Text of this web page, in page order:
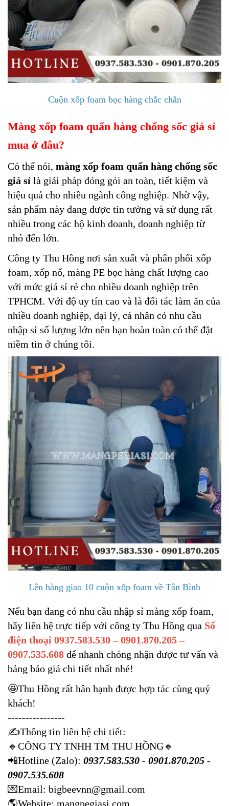
Cuộn xốp foam bọc hàng chắc chắn
Màng xốp foam quấn hàng chống sốc giá sỉ
mua ở đâu?
Có thể nói, màng xốp foam quấn hàng chống sốc
giá sỉ là giải pháp đóng gói an toàn, tiết kiệm và
hiệu quả cho nhiều ngành công nghiệp. Nhờ vậy,
sản phẩm này đang được tin tưởng và sử dụng rất
nhiều trong các hộ kinh doanh, doanh nghiệp từ
nhỏ đến lớn.
Công ty Thu Hồng nơi sản xuất và phân phối xốp
foam, xốp nổ, màng PE bọc hàng chất lượng cao
với mức giá sỉ rẻ cho nhiều doanh nghiệp trên
TPHCM. Với độ uy tín cao và là đối tác làm ăn của
nhiều doanh nghiệp, đại lý, cá nhân có nhu cầu
nhập sỉ số lượng lớn nên bạn hoàn toàn có thể đặt
niềm tin ở chúng tôi.
Lên hàng giao 10 cuộn xốp foam về Tân Bình
Nếu bạn đang có nhu cầu nhập sỉ màng xốp foam,
hãy liên hệ trực tiếp với công ty Thu Hồng qua Số
điện thoại 0937.583.530 – 0901.870.205 –
0907.535.608 để nhanh chóng nhận được tư vấn và
bảng báo giá chi tiết nhất nhé!
🤩Thu Hồng rất hân hạnh được hợp tác cùng quý
khách!
----------------
✍️Thông tin liên hệ chi tiết:
🔸 CÔNG TY TNHH TM THU HỒNG🔸
📲Hotline (Zalo): 0937.583.530 - 0901.870.205 -
0907.535.608
💌Email: bigbeevnn@gmail.com
🌎Website: mangpegiasi.com